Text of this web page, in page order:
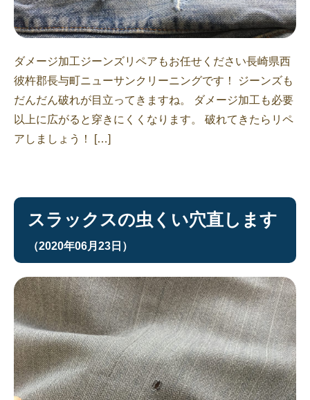
ダメージ加工ジーンズリペアもお任せください長崎県西
彼杵郡長与町ニューサンクリーニングです！ ジーンズも
だんだん破れが目立ってきますね。 ダメージ加工も必要
以上に広がると穿きにくくなります。 破れてきたらリペ
アしましょう！ […]
スラックスの虫くい穴直します
（2020年06月23日）